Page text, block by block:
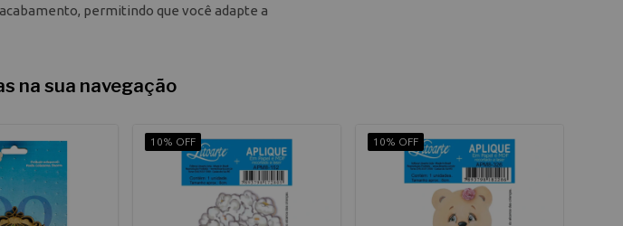
permitindo que você adapte a
na sua navegação
10% OFF 10% OFF